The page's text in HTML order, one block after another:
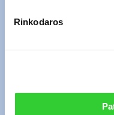
Rinkodaros